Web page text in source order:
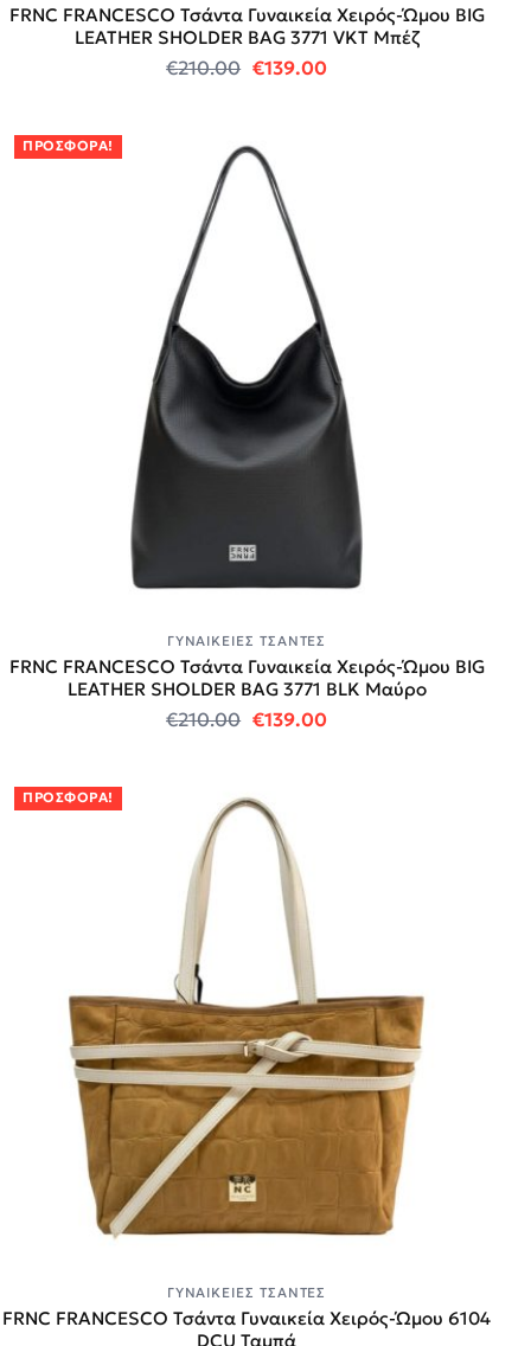
FRNC FRANCESCO Τσάντα Γυναικεία Χειρός-Ώμου BIG
LEATHER SHOLDER BAG 3771 VKT Μπέζ
€210.00 Original price was: €210.00.
€139.00Η τρέχουσα τιμή
ΠΡΟΣΦΟΡΆ!
ΓΥΝΑΙΚΕΊΕΣ ΤΣΆΝΤΕΣ
FRNC FRANCESCO Τσάντα Γυναικεία Χειρός-Ώμου BIG
LEATHER SHOLDER BAG 3771 BLK Μαύρο
€210.00 Original price was: €210.00.
€139.00Η τρέχουσα τιμή
ΠΡΟΣΦΟΡΆ!
ΓΥΝΑΙΚΕΊΕΣ ΤΣΆΝΤΕΣ
FRNC FRANCESCO Τσάντα Γυναικεία Χειρός-Ώμου 6104
DCU Ταμπά